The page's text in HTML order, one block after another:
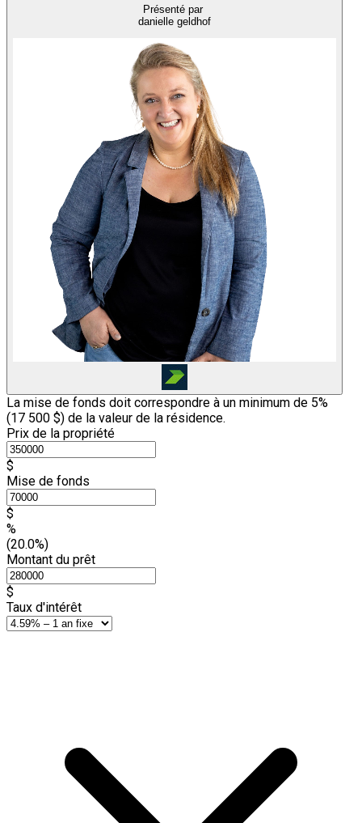
Présenté par
danielle geldhof
La mise de fonds doit correspondre à un minimum de 5%
(17 500 $) de la valeur de la résidence.
Prix de la propriété
$
Mise de fonds
$
%
(20.0%)
Montant du prêt
$
Taux d'intérêt